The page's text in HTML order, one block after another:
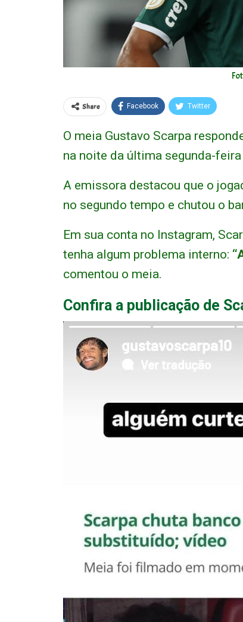
Share Facebook Twitter
O meia Gustavo Scarpa
na noite da última segunda-
A emissora destacou que o
no segundo tempo e chutou o
Em sua conta no Instagram,
tenha algum problema interno:
comentou o meia.
Confira a publicação de